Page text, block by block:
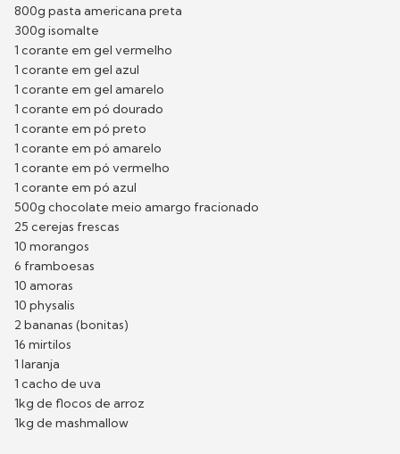
800g pasta americana preta
300g isomalte
1 corante em gel vermelho
1 corante em gel azul
1 corante em gel amarelo
1 corante em pó dourado
1 corante em pó preto
1 corante em pó amarelo
1 corante em pó vermelho
1 corante em pó azul
500g chocolate meio amargo fracionado
25 cerejas frescas
10 morangos
6 framboesas
10 amoras
10 physalis
2 bananas (bonitas)
16 mirtilos
1 laranja
1 cacho de uva
1kg de flocos de arroz
1kg de mashmallow